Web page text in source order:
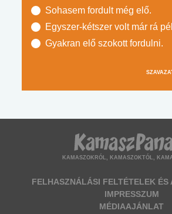
Sohasem fordult még elő.
Egyszer-kétszer volt már rá
Gyakran elő szokott fordulni.
KAMASZOKRÓL, KAMASZOKTÓL,
FELHASZNÁLÁSI FELTÉTELEK ÉS
IMPRESSZUM
MÉDIAAJÁNLAT